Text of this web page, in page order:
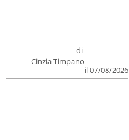
di
Cinzia Timpano
il 07/08/2026